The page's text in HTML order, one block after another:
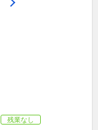
残業なし